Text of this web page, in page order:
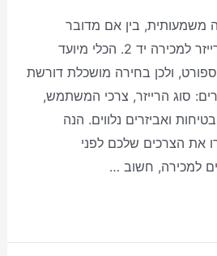
משמעותית, בין אם מדובר
ברכישת רייזר חדש או רייזר למכירה יד 2. הכלי מיועד
ולכן בחירה מושכלת דורשת
סוג הרייזר, צרכי המשתמש,
ואביזרים נלווים. הנה
1. הגדירו את הצרכים שלכם לפני
למכירה, חשוב …